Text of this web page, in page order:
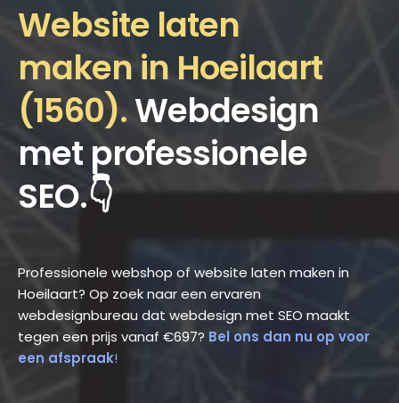
Website laten
maken in Hoeilaart
(1560).Webdesign
met professionele
SEO.👇
Professionele webshop of website laten maken in
Hoeilaart? Op zoek naar een ervaren
webdesignbureau dat webdesign met SEO maakt
tegen een prijs vanaf €697? Bel ons dan nu op voor
een afspraak!